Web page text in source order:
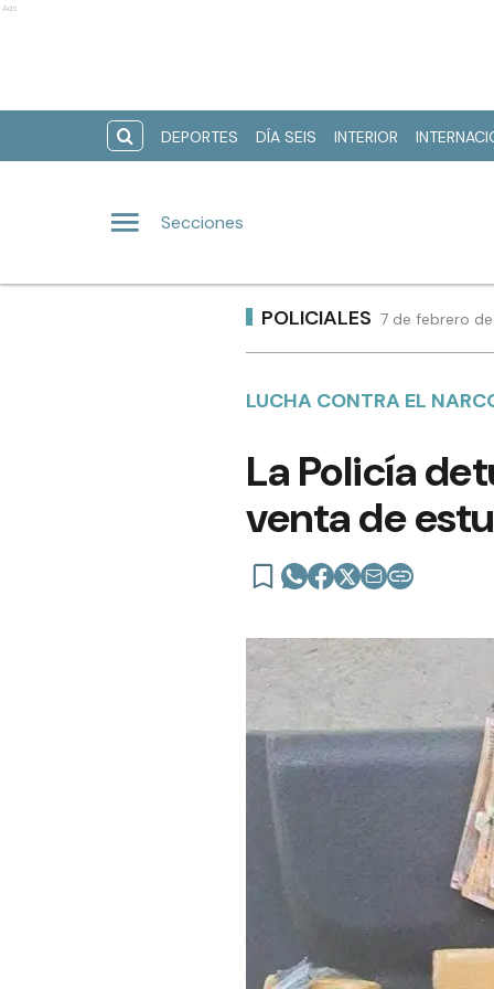
Ads
DEPORTES DÍA SEIS INTERIOR
Secciones
POLICIALES 7 de febrero
LUCHA CONTRA EL
La Policía
venta de